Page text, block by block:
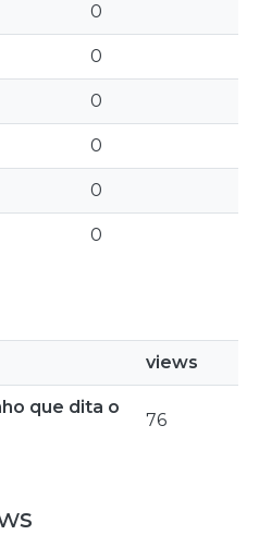
0
0
0
0
0
0
views
que dita o
76